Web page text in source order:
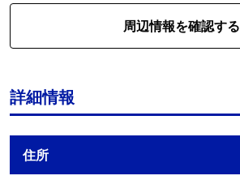
周辺情報を確認する
詳細情報
住所